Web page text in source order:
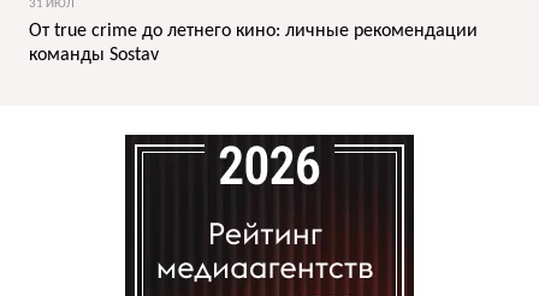
31 ИЮЛ
От true crime до летнего кино: личные рекомендации
команды Sostav